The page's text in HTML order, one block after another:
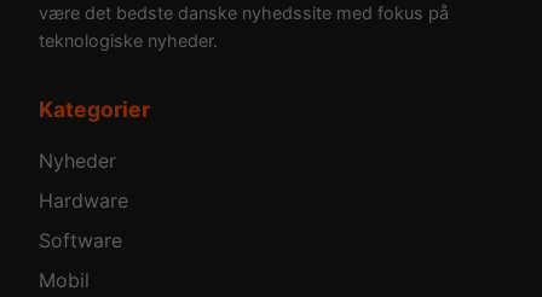
være det bedste danske nyhedssite med fokus på
teknologiske nyheder.
Kategorier
Nyheder
Hardware
Software
Mobil